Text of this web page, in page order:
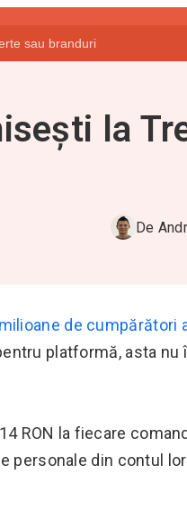
la
De
de cumpărători
platformă, asta
RON la fiecare
personale din contul